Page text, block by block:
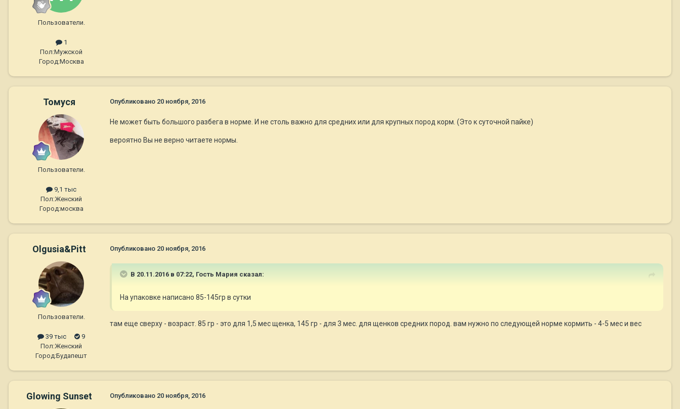
Пользователи.
1
Пол:Мужской
Город:Москва
Томуся
Пользователи.
9,1 тыс
Пол:Женский
Город:москва
Опубликовано 20 ноября, 2016
Не может быть большого разбега в норме. И не столь важно для средних или для крупных пород корм. (Это к суточной пайке)
вероятно Вы не верно читаете нормы.
Olgusia&Pitt
Пользователи.
39 тыс
9
Пол:Женский
Город:Будапешт
Опубликовано 20 ноября, 2016
В 20.11.2016 в 07:22, Гость Мария сказал:
На упаковке написано 85-145гр в сутки
там еще сверху - возраст. 85 гр - это для 1,5 мес щенка, 145 гр - для 3 мес. для щенков средних пород. вам нужно по следующей норме кормить - 4-5 мес и вес
Glowing Sunset Опубликовано 20 ноября, 2016